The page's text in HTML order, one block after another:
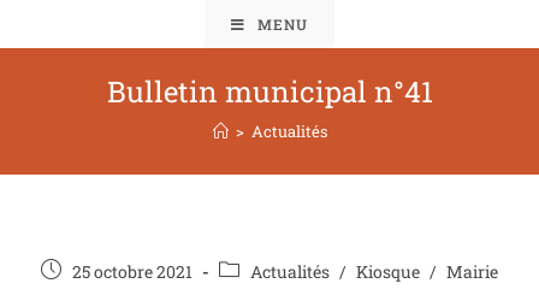
MENU
Bulletin municipal n°41
> Actualités
25 octobre 2021 Actualités / Kiosque / Mairie